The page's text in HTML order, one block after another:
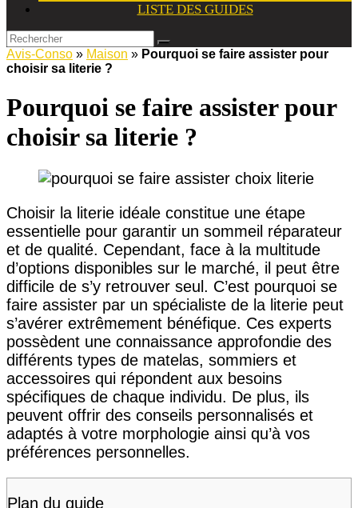
LISTE DES GUIDES
Avis-Conso » Maison » Pourquoi se faire assister pour
choisir sa literie ?
Pourquoi se faire assister pour
choisir sa literie ?
Choisir la literie idéale constitue une étape
essentielle pour garantir un sommeil réparateur
et de qualité. Cependant, face à la multitude
d’options disponibles sur le marché, il peut être
difficile de s’y retrouver seul. C’est pourquoi se
faire assister par un spécialiste de la literie peut
s’avérer extrêmement bénéfique. Ces experts
possèdent une connaissance approfondie des
différents types de matelas, sommiers et
accessoires qui répondent aux besoins
spécifiques de chaque individu. De plus, ils
peuvent offrir des conseils personnalisés et
adaptés à votre morphologie ainsi qu’à vos
préférences personnelles.
Plan du guide